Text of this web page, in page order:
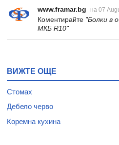
www.framar.bg на 07
Коментирайте "Болки в
МКБ R10"
ВИЖТЕ ОЩЕ
Стомах
Дебело черво
Коремна кухина